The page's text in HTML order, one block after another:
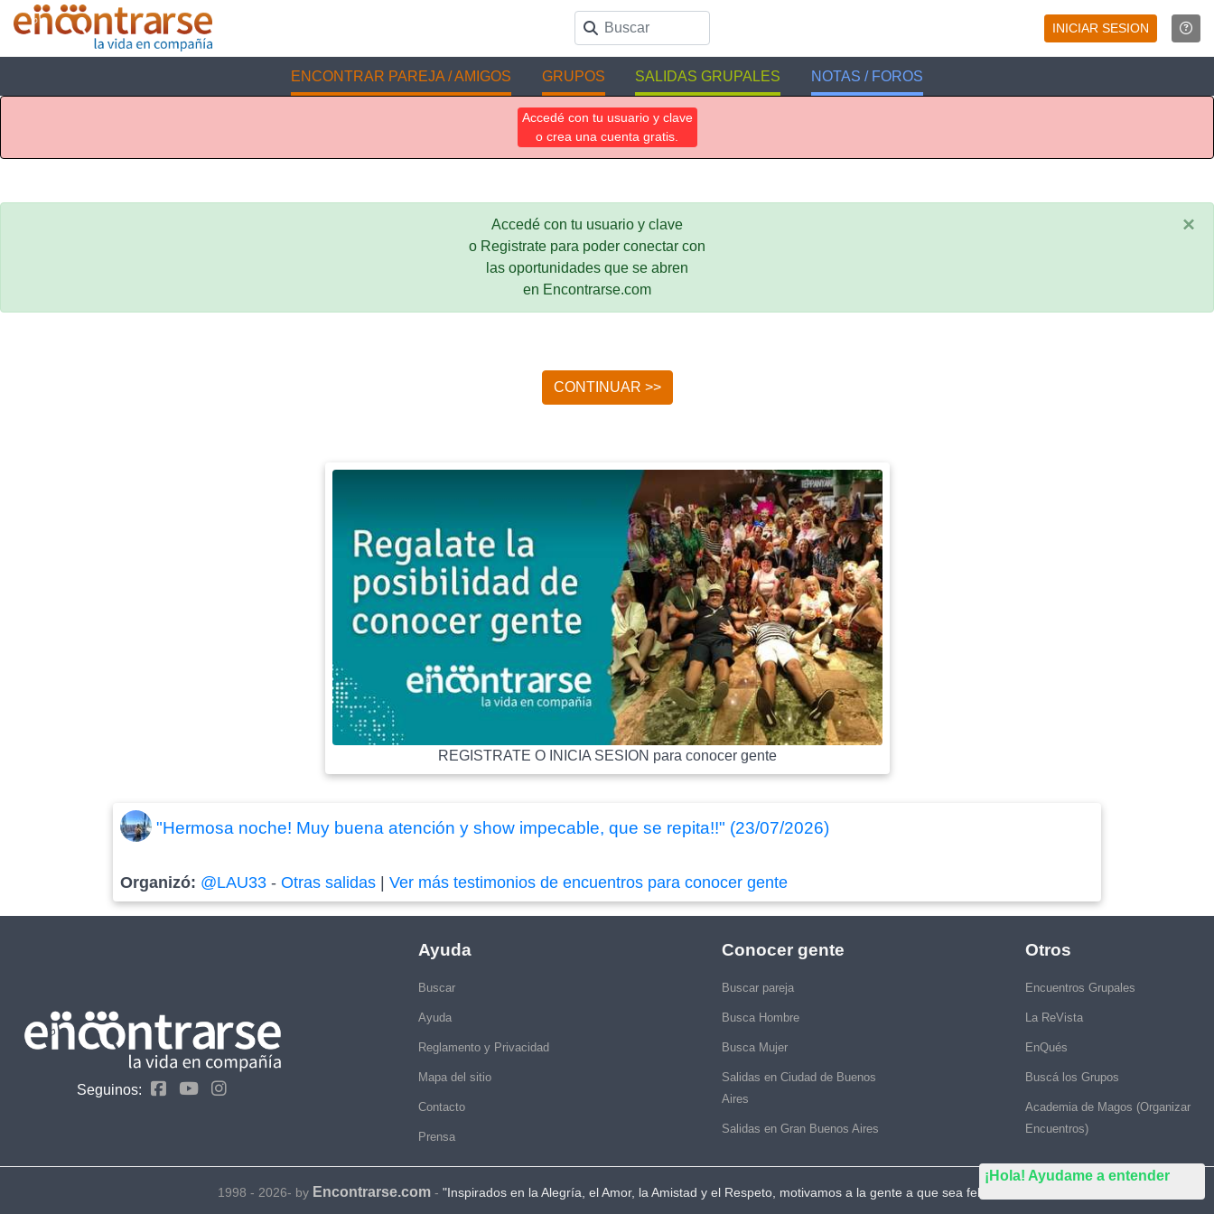
INICIAR SESION
ENCONTRAR PAREJA / AMIGOS GRUPOS SALIDAS GRUPALES NOTAS / FOROS
¡Hola! Ayudame a entender
Accedé con tu usuario y clave
o crea una cuenta gratis.
Accedé con tu usuario y clave
o Registrate para poder conectar con
las oportunidades que se abren
en Encontrarse.com
×
CONTINUAR >>
REGISTRATE O INICIA SESION para conocer gente
"Hermosa noche! Muy buena atención y show impecable, que se repita!!" (23/07/2026)
Organizó: @LAU33 -Otras salidas |Ver más testimonios de encuentros para conocer gente
Seguinos:
Ayuda
Buscar
Ayuda
Reglamento y Privacidad
Mapa del sitio
Contacto
Prensa
Conocer gente
Buscar pareja
Busca Hombre
Busca Mujer
Salidas en Ciudad de Buenos
Aires
Salidas en Gran Buenos Aires
Otros
Encuentros Grupales
La ReVista
EnQués
Buscá los Grupos
Academia de Magos (Organizar
Encuentros)
1998 - 2026- by Encontrarse.com- "Inspirados en la Alegría, el Amor, la Amistad y el Respeto, motivamos a la gente a que sea feliz."